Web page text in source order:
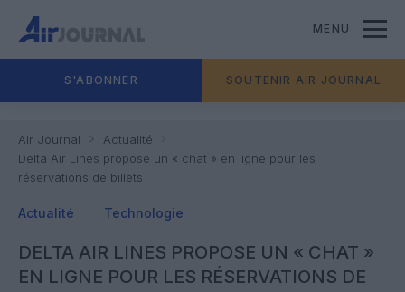
MENU
S'ABONNER SOUTENIR AIR JOURNAL
Air Journal
Actualité
Delta Air Lines propose un « chat » en ligne pour les
réservations de billets
Actualité Technologie
DELTA AIR LINES PROPOSE UN « CHAT »
EN LIGNE POUR LES RÉSERVATIONS DE